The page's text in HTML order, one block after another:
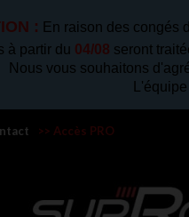
: En raison des congés
à partir du 04/08 seront
Nous vous souhaitons
>> Accès PRO